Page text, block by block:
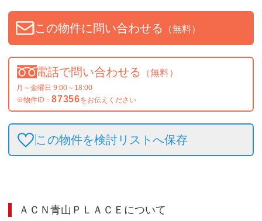
この物件に問い合わせる （無料）
電話で問い合わせる （無料）
月～金曜日 9:00～18:00
※物件ID： 87356をお伝えください
この物件を検討リストへ保存
ＡＣＮ青山ＰＬＡＣＥ について